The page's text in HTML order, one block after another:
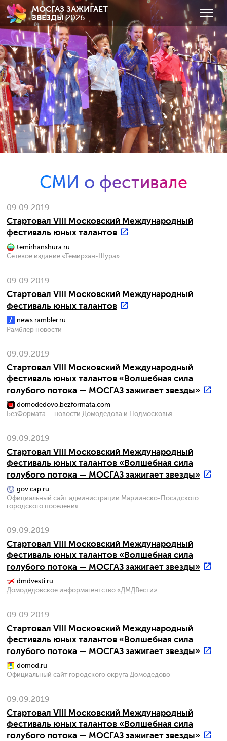
МОСГАЗ ЗАЖИГАЕТ
ЗВЕЗДЫ2026
СМИ о фестивале
09.09.2019
Стартовал VIII Московский Международный
фестиваль юных талантов
temirhanshura.ru
Сетевое издание «Темирхан-Шура»
09.09.2019
Стартовал VIII Московский Международный
фестиваль юных талантов
news.rambler.ru
Рамблер новости
09.09.2019
Стартовал VIII Московский Международный
фестиваль юных талантов «Волшебная сила
голубого потока — МОСГАЗ зажигает звезды»
domodedovo.bezformata.com
БезФормата — новости Домодедова и Подмосковья
09.09.2019
Стартовал VIII Московский Международный
фестиваль юных талантов «Волшебная сила
голубого потока — МОСГАЗ зажигает звезды»
gov.cap.ru
Официальный сайт администрации Мариинско-Посадского
городского поселения
09.09.2019
Стартовал VIII Московский Международный
фестиваль юных талантов «Волшебная сила
голубого потока — МОСГАЗ зажигает звезды»
dmdvesti.ru
Домодедовское информагентство «ДМДВести»
09.09.2019
Стартовал VIII Московский Международный
фестиваль юных талантов «Волшебная сила
голубого потока — МОСГАЗ зажигает звезды»
domod.ru
Официальный сайт городского округа Домодедово
09.09.2019
Стартовал VIII Московский Международный
фестиваль юных талантов «Волшебная сила
голубого потока — МОСГАЗ зажигает звезды»